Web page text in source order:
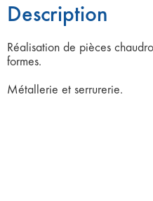
Description
Réalisation de pièces
formes.
Métallerie et serrurerie.